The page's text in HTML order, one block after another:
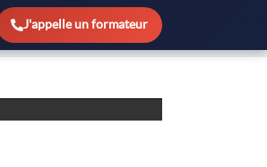
J'appelle un formateur